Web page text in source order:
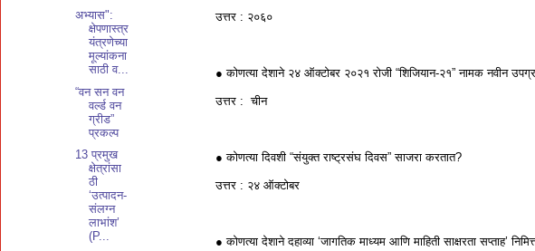
उत्तर : २०६०
● कोणत्या देशाने २४ ऑक्टोबर २०२१ रोजी “शिजियान-२१” नामक नवीन
उत्तर : चीन
● कोणत्या दिवशी “संयुक्त राष्ट्रसंघ दिवस” साजरा करतात?
उत्तर : २४ ऑक्टोबर
● कोणत्या देशाने दहाव्या ‘जागतिक माध्यम आणि माहिती साक्षरता सप्ताह’
अभ्यास":
क्षेपणास्त्र
यंत्रणेच्या
मूल्यांकना
साठी व...
“वन सन वन
वर्ल्ड वन
ग्रीड”
प्रकल्प
13 प्रमुख
क्षेत्रांसा
ठी
‘उत्पादन-
संलग्न
लाभांश’
(P...